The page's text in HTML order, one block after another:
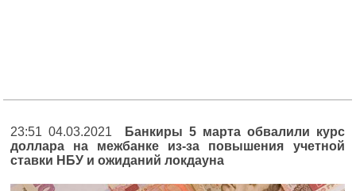
23:51 04.03.2021
Банкиры 5 марта обвалили курс
доллара на межбанке из-за повышения учетной
ставки НБУ и ожиданий локдауна